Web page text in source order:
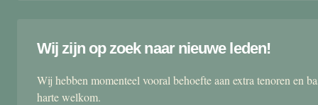
Wij zijn op zoek naar nieuwe leden!
Wij hebben momenteel vooral behoefte aan extra tenoren en
harte welkom.